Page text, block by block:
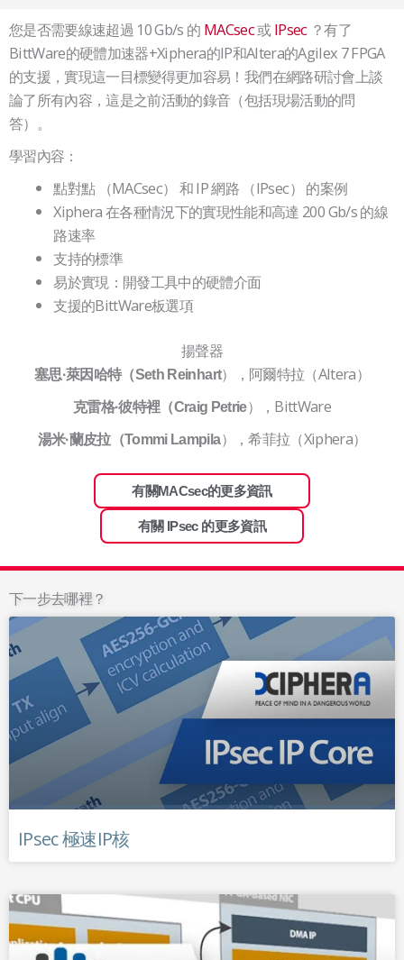
您是否需要線速超過 10 Gb/s 的 MACsec或IPsec？有了
BittWare的硬體加速器+Xiphera的IP和Altera的Agilex 7 FPGA
的支援，實現這一目標變得更加容易！我們在網路研討會上談
論了所有內容，這是之前活動的錄音（包括現場活動的問
答）。
學習內容：
點對點 （MACsec） 和 IP 網路 （IPsec） 的案例
Xiphera 在各種情況下的實現性能和高達 200 Gb/s 的線
路速率
支持的標準
易於實現：開發工具中的硬體介面
支援的BittWare板選項
揚聲器
塞思·萊因哈特（Seth Reinhart），阿爾特拉（Altera）
克雷格·彼特裡（Craig Petrie），BittWare
湯米·蘭皮拉（Tommi Lampila），希菲拉（Xiphera）
有關MACsec的更多資訊
有關 IPsec 的更多資訊
下一步去哪裡？
IPsec 極速IP核